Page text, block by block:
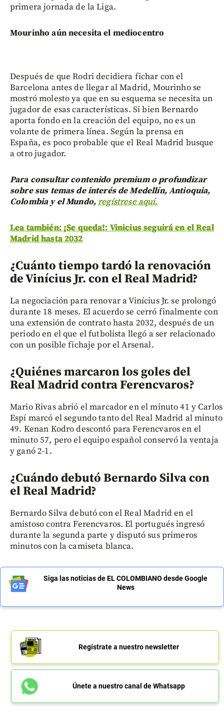
primera jornada de la Liga.
Mourinho aún necesita el mediocentro
Después de que Rodri decidiera fichar con el
Barcelona antes de llegar al Madrid, Mourinho se
mostró molesto ya que en su esquema se necesita un
jugador de esas características. Si bien Bernardo
aporta fondo en la creación del equipo, no es un
volante de primera línea. Según la prensa en
España, es poco probable que el Real Madrid busque
a otro jugador.
Para consultar contenido premium o profundizar
sobre sus temas de interés de Medellín, Antioquia,
Colombia y el Mundo,regístrese aquí.
Lea también: ¡Se queda!: Vinicius seguirá en el Real
Madrid hasta 2032
¿Cuánto tiempo tardó la renovación
de Vinícius Jr. con el Real Madrid?
La negociación para renovar a Vinícius Jr. se prolongó
durante 18 meses. El acuerdo se cerró finalmente con
una extensión de contrato hasta 2032, después de un
periodo en el que el futbolista llegó a ser relacionado
con un posible fichaje por el Arsenal.
¿Quiénes marcaron los goles del
Real Madrid contra Ferencvaros?
Mario Rivas abrió el marcador en el minuto 41 y Carlos
Espí marcó el segundo tanto del Real Madrid al minuto
49. Kenan Kodro descontó para Ferencvaros en el
minuto 57, pero el equipo español conservó la ventaja
y ganó 2-1.
¿Cuándo debutó Bernardo Silva con
el Real Madrid?
Bernardo Silva debutó con el Real Madrid en el
amistoso contra Ferencvaros. El portugués ingresó
durante la segunda parte y disputó sus primeros
minutos con la camiseta blanca.
Siga las noticias de EL COLOMBIANO desde Google
News
Regístrate a nuestro newsletter
Únete a nuestro canal de Whatsapp